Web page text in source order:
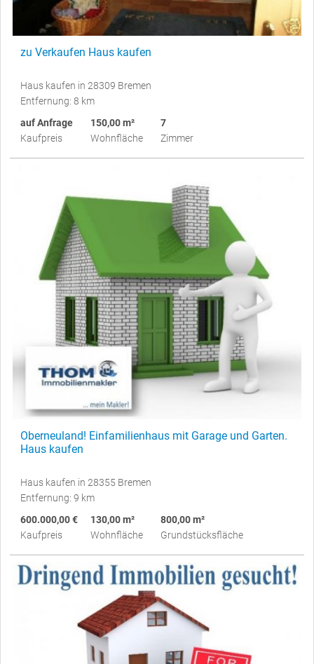
zu Verkaufen Haus kaufen
Haus kaufen in 28309 Bremen
Entfernung: 8 km
auf Anfrage
Kaufpreis
150,00 m²
Wohnfläche
7
Zimmer
Oberneuland! Einfamilienhaus mit Garage und Garten.
Haus kaufen
Haus kaufen in 28355 Bremen
Entfernung: 9 km
600.000,00 €
Kaufpreis
130,00 m²
Wohnfläche
800,00 m²
Grundstücksfläche